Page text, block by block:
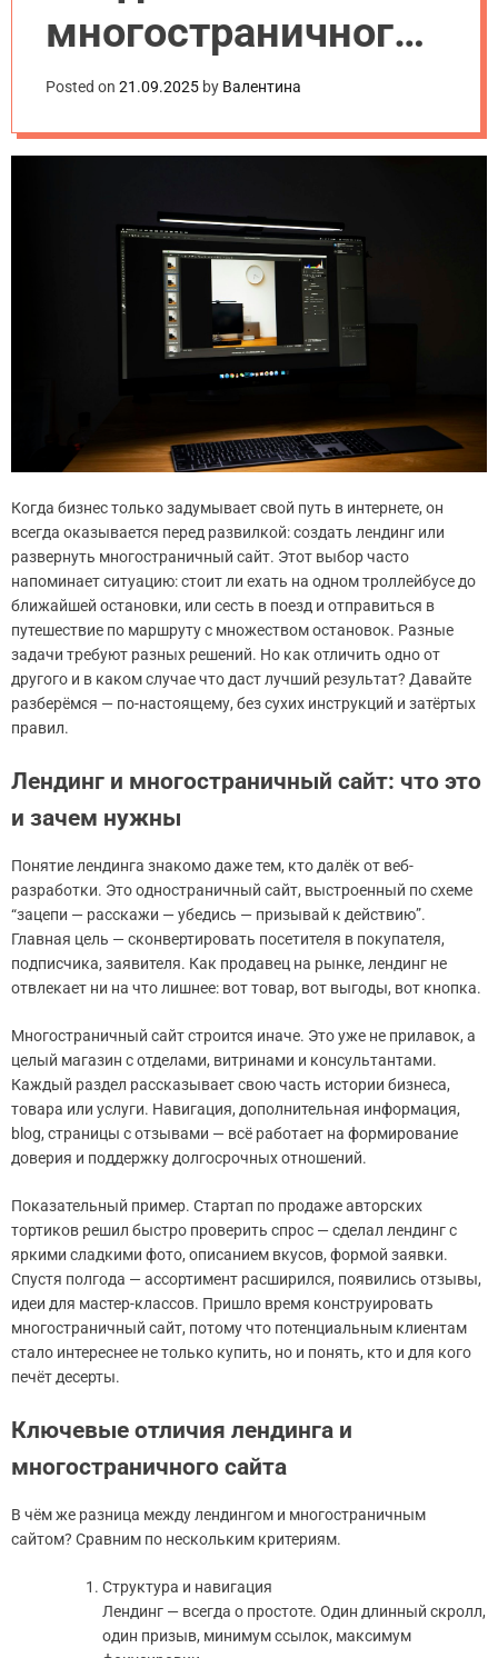
многостраничного
сайта и что лучше
выбрать для
Posted on 21.09.2025 by Валентина
Когда бизнес только задумывает свой путь в интернете, он
всегда оказывается перед развилкой: создать лендинг или
развернуть многостраничный сайт. Этот выбор часто
напоминает ситуацию: стоит ли ехать на одном троллейбусе до
ближайшей остановки, или сесть в поезд и отправиться в
путешествие по маршруту с множеством остановок. Разные
задачи требуют разных решений. Но как отличить одно от
другого и в каком случае что даст лучший результат? Давайте
разберёмся — по-настоящему, без сухих инструкций и затёртых
правил.
Лендинг и многостраничный сайт: что это
и зачем нужны
Понятие лендинга знакомо даже тем, кто далёк от веб-
разработки. Это одностраничный сайт, выстроенный по схеме
“зацепи — расскажи — убедись — призывай к действию”.
Главная цель — сконвертировать посетителя в покупателя,
подписчика, заявителя. Как продавец на рынке, лендинг не
отвлекает ни на что лишнее: вот товар, вот выгоды, вот кнопка.
Многостраничный сайт строится иначе. Это уже не прилавок, а
целый магазин с отделами, витринами и консультантами.
Каждый раздел рассказывает свою часть истории бизнеса,
товара или услуги. Навигация, дополнительная информация,
blog, страницы с отзывами — всё работает на формирование
доверия и поддержку долгосрочных отношений.
Показательный пример. Стартап по продаже авторских
тортиков решил быстро проверить спрос — сделал лендинг с
яркими сладкими фото, описанием вкусов, формой заявки.
Спустя полгода — ассортимент расширился, появились отзывы,
идеи для мастер-классов. Пришло время конструировать
многостраничный сайт, потому что потенциальным клиентам
стало интереснее не только купить, но и понять, кто и для кого
печёт десерты.
Ключевые отличия лендинга и
многостраничного сайта
В чём же разница между лендингом и многостраничным
сайтом? Сравним по нескольким критериям.
Структура и навигация
Лендинг — всегда о простоте. Один длинный скролл,
один призыв, минимум ссылок, максимум